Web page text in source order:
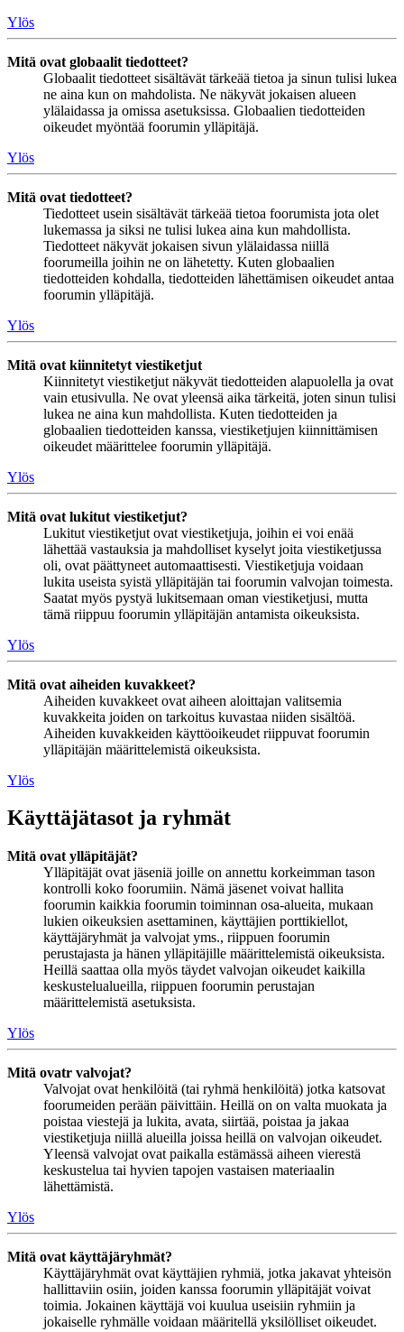
Ylös
Mitä ovat globaalit tiedotteet?
Globaalit tiedotteet sisältävät tärkeää tietoa ja sinun tulisi lukea
ne aina kun on mahdolista. Ne näkyvät jokaisen alueen
ylälaidassa ja omissa asetuksissa. Globaalien tiedotteiden
oikeudet myöntää foorumin ylläpitäjä.
Ylös
Mitä ovat tiedotteet?
Tiedotteet usein sisältävät tärkeää tietoa foorumista jota olet
lukemassa ja siksi ne tulisi lukea aina kun mahdollista.
Tiedotteet näkyvät jokaisen sivun ylälaidassa niillä
foorumeilla joihin ne on lähetetty. Kuten globaalien
tiedotteiden kohdalla, tiedotteiden lähettämisen oikeudet antaa
foorumin ylläpitäjä.
Ylös
Mitä ovat kiinnitetyt viestiketjut
Kiinnitetyt viestiketjut näkyvät tiedotteiden alapuolella ja ovat
vain etusivulla. Ne ovat yleensä aika tärkeitä, joten sinun tulisi
lukea ne aina kun mahdollista. Kuten tiedotteiden ja
globaalien tiedotteiden kanssa, viestiketjujen kiinnittämisen
oikeudet määrittelee foorumin ylläpitäjä.
Ylös
Mitä ovat lukitut viestiketjut?
Lukitut viestiketjut ovat viestiketjuja, joihin ei voi enää
lähettää vastauksia ja mahdolliset kyselyt joita viestiketjussa
oli, ovat päättyneet automaattisesti. Viestiketjuja voidaan
lukita useista syistä ylläpitäjän tai foorumin valvojan toimesta.
Saatat myös pystyä lukitsemaan oman viestiketjusi, mutta
tämä riippuu foorumin ylläpitäjän antamista oikeuksista.
Ylös
Mitä ovat aiheiden kuvakkeet?
Aiheiden kuvakkeet ovat aiheen aloittajan valitsemia
kuvakkeita joiden on tarkoitus kuvastaa niiden sisältöä.
Aiheiden kuvakkeiden käyttöoikeudet riippuvat foorumin
ylläpitäjän määrittelemistä oikeuksista.
Ylös
Käyttäjätasot ja ryhmät
Mitä ovat ylläpitäjät?
Ylläpitäjät ovat jäseniä joille on annettu korkeimman tason
kontrolli koko foorumiin. Nämä jäsenet voivat hallita
foorumin kaikkia foorumin toiminnan osa-alueita, mukaan
lukien oikeuksien asettaminen, käyttäjien porttikiellot,
käyttäjäryhmät ja valvojat yms., riippuen foorumin
perustajasta ja hänen ylläpitäjille määrittelemistä oikeuksista.
Heillä saattaa olla myös täydet valvojan oikeudet kaikilla
keskustelualueilla, riippuen foorumin perustajan
määrittelemistä asetuksista.
Ylös
Mitä ovatr valvojat?
Valvojat ovat henkilöitä (tai ryhmä henkilöitä) jotka katsovat
foorumeiden perään päivittäin. Heillä on on valta muokata ja
poistaa viestejä ja lukita, avata, siirtää, poistaa ja jakaa
viestiketjuja niillä alueilla joissa heillä on valvojan oikeudet.
Yleensä valvojat ovat paikalla estämässä aiheen vierestä
keskustelua tai hyvien tapojen vastaisen materiaalin
lähettämistä.
Ylös
Mitä ovat käyttäjäryhmät?
Käyttäjäryhmät ovat käyttäjien ryhmiä, jotka jakavat yhteisön
hallittaviin osiin, joiden kanssa foorumin ylläpitäjät voivat
toimia. Jokainen käyttäjä voi kuulua useisiin ryhmiin ja
jokaiselle ryhmälle voidaan määritellä yksilölliset oikeudet.